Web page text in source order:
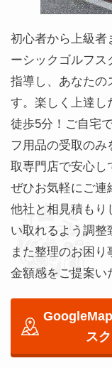
初心者から上級者
ーシックゴルフス
指導し、あなたの
す。楽しく上達し
徒歩5分！ご自宅
フ用品の受取のみ
取専門店で安心し
ぜひお気軽にご連
他社と相見積もり
い取れるよう調整
また整理のお困
金額感をご提案い
ス